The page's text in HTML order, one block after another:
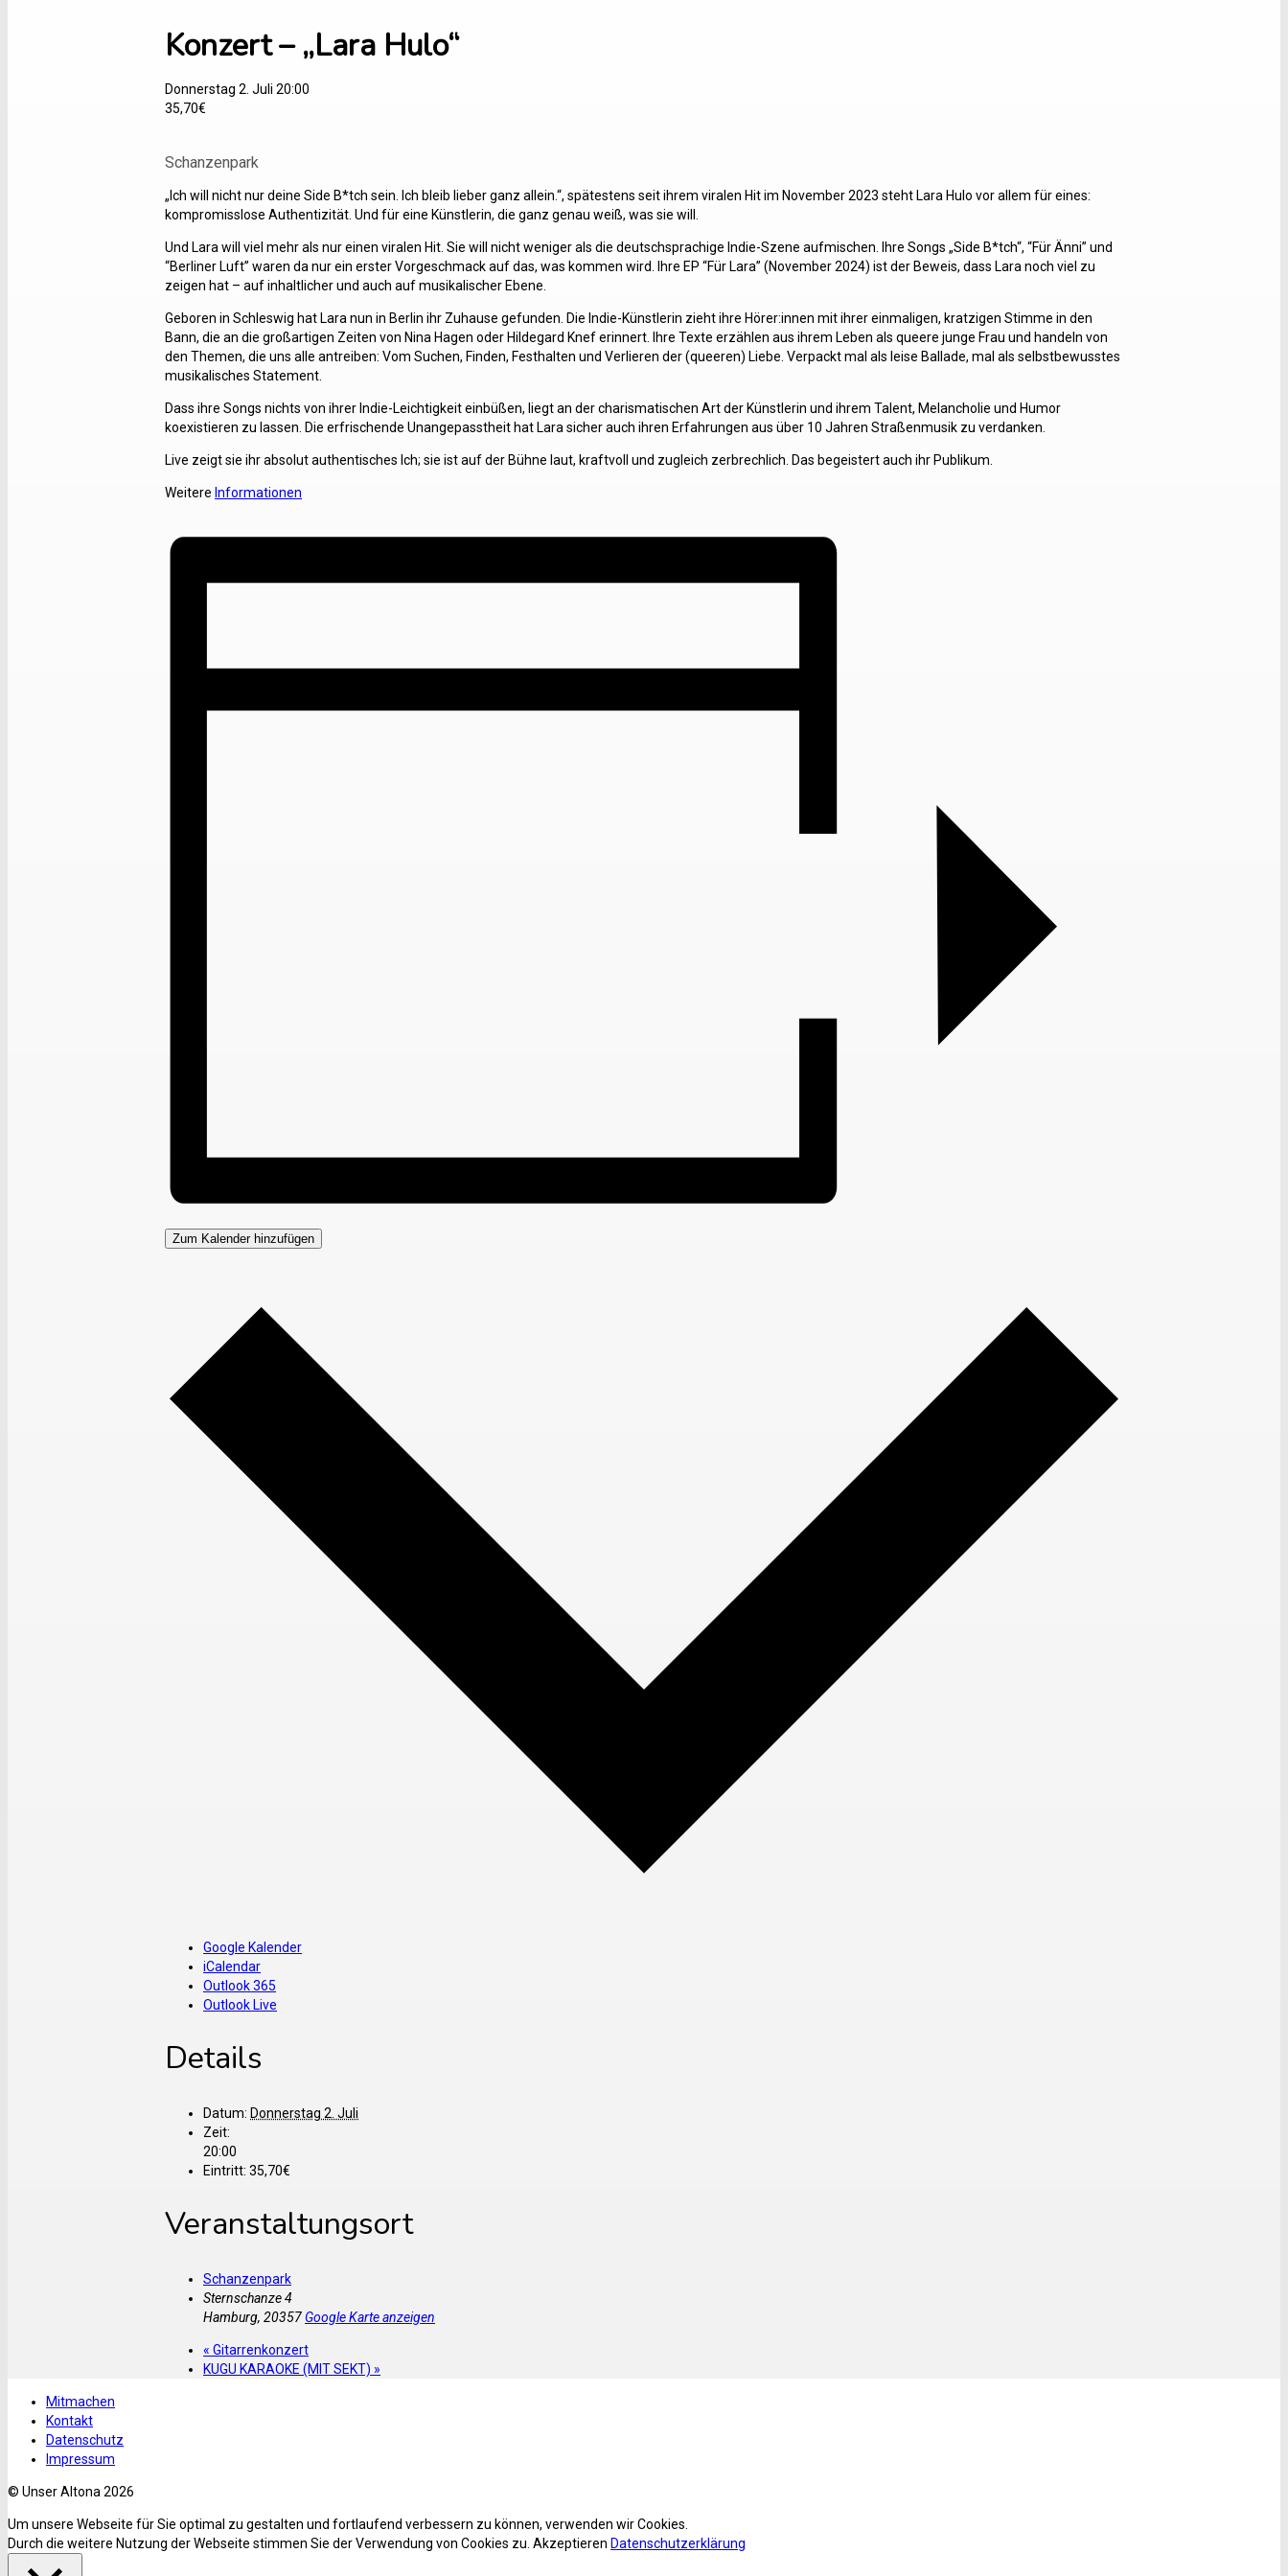
Konzert – „Lara Hulo“
Donnerstag 2. Juli 20:00
35,70€
Schanzenpark
„Ich will nicht nur deine Side B*tch sein. Ich bleib lieber ganz allein.“, spätestens seit ihrem viralen Hit im November 2023 steht Lara Hulo vor allem für eines:
kompromisslose Authentizität. Und für eine Künstlerin, die ganz genau weiß, was sie will.
Und Lara will viel mehr als nur einen viralen Hit. Sie will nicht weniger als die deutschsprachige Indie-Szene aufmischen. Ihre Songs „Side B*tch“, “Für Änni” und
“Berliner Luft” waren da nur ein erster Vorgeschmack auf das, was kommen wird. Ihre EP “Für Lara” (November 2024) ist der Beweis, dass Lara noch viel zu
zeigen hat – auf inhaltlicher und auch auf musikalischer Ebene.
Geboren in Schleswig hat Lara nun in Berlin ihr Zuhause gefunden. Die Indie-Künstlerin zieht ihre Hörer:innen mit ihrer einmaligen, kratzigen Stimme in den
Bann, die an die großartigen Zeiten von Nina Hagen oder Hildegard Knef erinnert. Ihre Texte erzählen aus ihrem Leben als queere junge Frau und handeln von
den Themen, die uns alle antreiben: Vom Suchen, Finden, Festhalten und Verlieren der (queeren) Liebe. Verpackt mal als leise Ballade, mal als selbstbewusstes
musikalisches Statement.
Dass ihre Songs nichts von ihrer Indie-Leichtigkeit einbüßen, liegt an der charismatischen Art der Künstlerin und ihrem Talent, Melancholie und Humor
koexistieren zu lassen. Die erfrischende Unangepasstheit hat Lara sicher auch ihren Erfahrungen aus über 10 Jahren Straßenmusik zu verdanken.
Live zeigt sie ihr absolut authentisches Ich; sie ist auf der Bühne laut, kraftvoll und zugleich zerbrechlich. Das begeistert auch ihr Publikum.
Weitere Informationen
Zum Kalender hinzufügen
Google Kalender
iCalendar
Outlook 365
Outlook Live
Details
Datum: Donnerstag 2. Juli
Zeit:
20:00
Eintritt: 35,70€
Veranstaltungsort
Schanzenpark
Sternschanze 4
Hamburg, 20357 Google Karte anzeigen
« Gitarrenkonzert
KUGU KARAOKE (MIT SEKT) »
Mitmachen
Kontakt
Datenschutz
Impressum
© Unser Altona 2026
Um unsere Webseite für Sie optimal zu gestalten und fortlaufend verbessern zu können, verwenden wir Cookies.
Durch die weitere Nutzung der Webseite stimmen Sie der Verwendung von Cookies zu. Akzeptieren Datenschutzerklärung